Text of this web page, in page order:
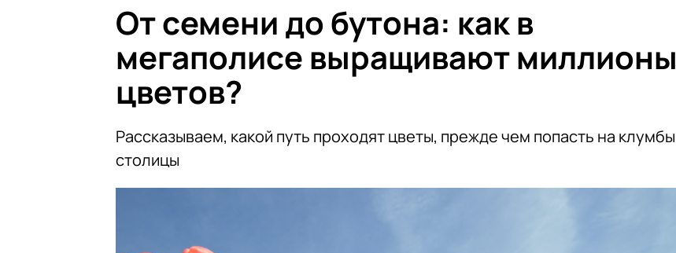
От семени до бутона: как в
мегаполисе выращивают миллионы
цветов?
Рассказываем, какой путь проходят цветы, прежде чем попасть на клумбы
столицы